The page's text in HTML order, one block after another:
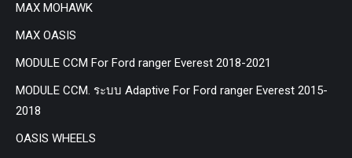
MAX MOHAWK
MAX OASIS
MODULE CCM For Ford ranger Everest 2018-2021
MODULE CCM. ระบบ Adaptive For Ford ranger Everest 2015-
2018
OASIS WHEELS